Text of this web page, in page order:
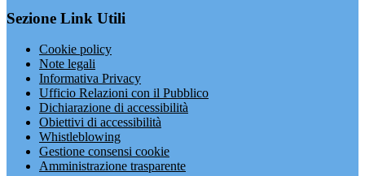
Sezione Link Utili
Cookie policy
Note legali
Informativa Privacy
Ufficio Relazioni con il Pubblico
Dichiarazione di accessibilità
Obiettivi di accessibilità
Whistleblowing
Gestione consensi cookie
Amministrazione trasparente